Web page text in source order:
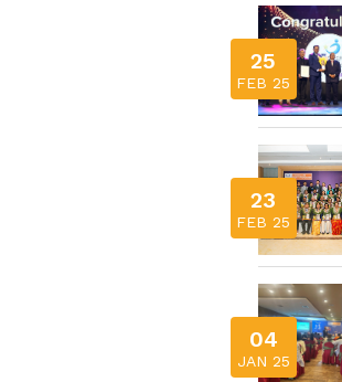
25
FEB 25
23
FEB 25
04
JAN 25